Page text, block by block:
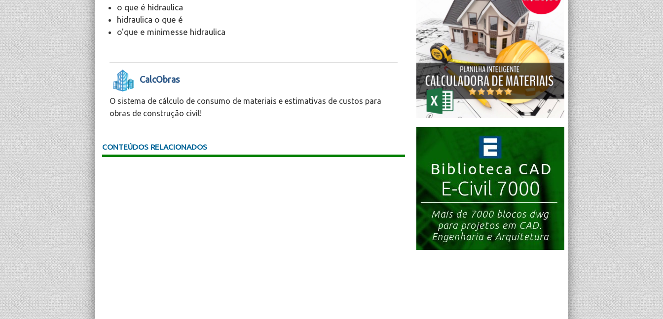
o que é hidraulica
hidraulica o que é
o'que e minimesse hidraulica
CalcObras
O sistema de cálculo de consumo de materiais e estimativas de custos para
obras de construção civil!
CONTEÚDOS RELACIONADOS